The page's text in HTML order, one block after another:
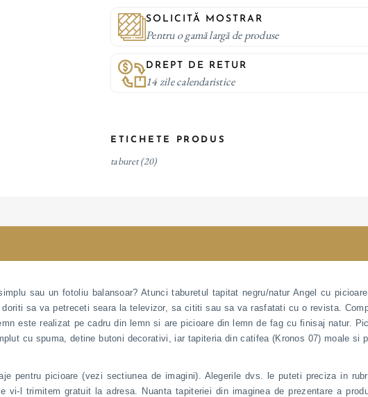
SOLICITĂ MOSTRAR
Pentru o gamă largă de produse
DREPT DE RETUR
14 zile calendaristice
ETICHETE PRODUS
taburet (20)
sau un fotoliu balansoar? Atunci taburetul tapitat negru/natur Angel cu
sa va petreceti seara la televizor, sa cititi sau sa va rasfatati cu o revista.
este realizat pe cadru din lemn si are picioare din lemn de fag cu finisaj natur.
cu spuma, detine butoni decorativi, iar tapiteria din catifea (Kronos 07) moale si
pentru picioare (vezi sectiunea de imagini). Alegerile dvs. le puteti preciza in
l trimitem gratuit la adresa. Nuanta tapiteriei din imaginea de prezentare a